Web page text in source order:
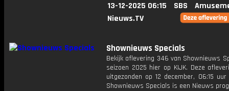
13-12-2025 06:15 SBS
Nieuws.TV
Shownieuws Specials
Bekijk aflevering 346 van Shownieuws
seizoen 2025 hier op KIJK. Deze
uitgezonden op 12 december, 06:15
Shownieuws Specials is een Nieuws